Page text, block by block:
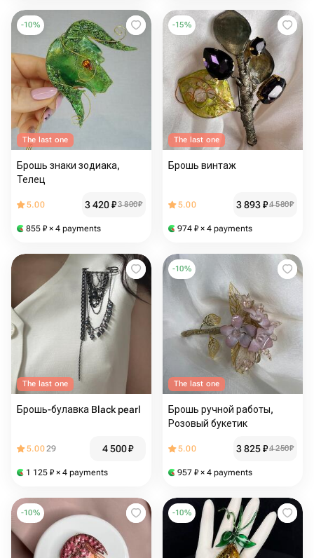
-10%
The last one
Брошь знаки зодиака,
Телец
5.00 3 420₽3 800₽
855 ₽ × 4 payments
-15%
The last one
Брошь винтаж
5.00 3 893₽4 580₽
974 ₽ × 4 payments
The last one
Брошь-булавка Black pearl
5.0029 4 500₽
1 125 ₽ × 4 payments
-10%
The last one
Брошь ручной работы,
Розовый букетик
5.00 3 825₽4 250₽
957 ₽ × 4 payments
-10% -10%